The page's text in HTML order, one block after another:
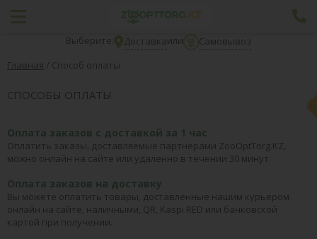
Выберите: Доставкаили
Самовывоз
Главная / Способ оплаты
СПОСОБЫ ОПЛАТЫ
Оплата заказов с доставкой за 1 час
Оплатить заказы, доставляемые партнерами ZooOptTorg.KZ,
можно онлайн на сайте или удаленно в течении 30 минут.
Оплата заказов на доставку
Вы можете оплатить товары, доставленные нашим курьером
онлайн на сайте, наличными, QR, Kaspi RED или банковской
картой при получении.